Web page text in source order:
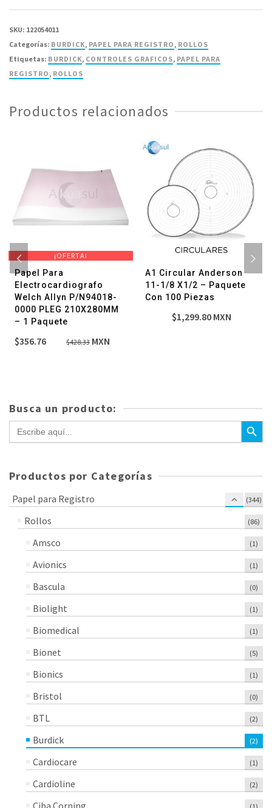
Rollo
50mm
1
SKU: 122054011
Categorías: BURDICK, PAPEL PARA REGISTRO , ROLLOS
Etiquetas: BURDICK, CONTROLES GRAFICOS, PAPEL PARA
REGISTRO , ROLLOS
Productos relacionados
¡OFERTA!
Papel Para
Electrocardiografo
Welch Allyn P/N94018-
0000 PLEG 210X280MM
– 1 Paquete
$428.33 El
$356.76
El
MXN
A1 Circular Anderson
11-1/8 X1/2 – Paquete
Con 100 Piezas
$1,299.80MXN
Busca un producto:
Buscar: Botón de
Productos por Categorías
Papel para Registro (344)
Rollos (86)
Amsco (1)
Avionics (1)
Bascula (0)
Biolight (1)
Biomedical (1)
Bionet (5)
Bionics (1)
Bristol (0)
BTL (2)
Burdick (2)
Cardiocare (1)
Cardioline (2)
Ciba Corning